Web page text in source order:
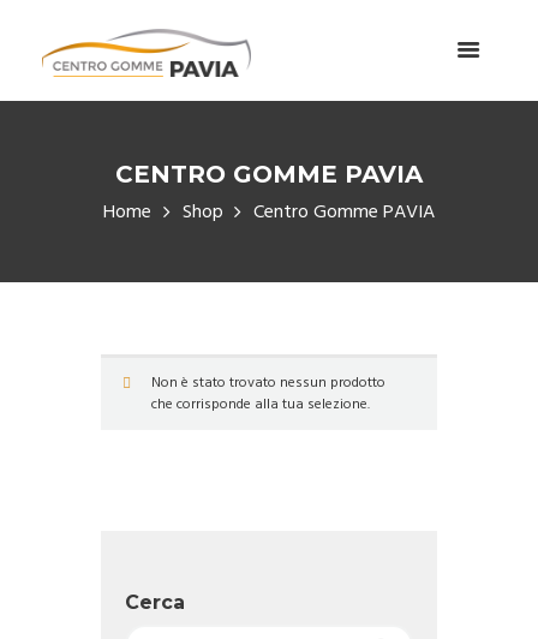
CENTRO GOMME PAVIA
Home Shop Centro Gomme PAVIA
Non è stato trovato nessun prodotto
che corrisponde alla tua selezione.
Cerca